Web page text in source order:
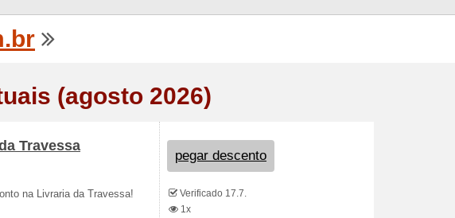
(agosto 2026)
Travessa
na Livraria da Travessa!
pegar descento
Verificado 17.7.
1x